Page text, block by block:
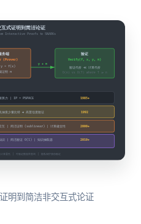
明到简洁非交互式论证